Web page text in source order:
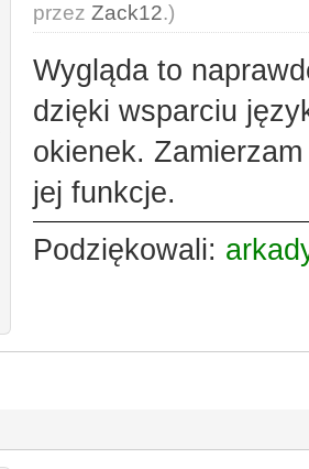
przez Zack12.)
Wygląda to
dzięki wsparciu
okienek.
jej funkcje.
Podziękowali: